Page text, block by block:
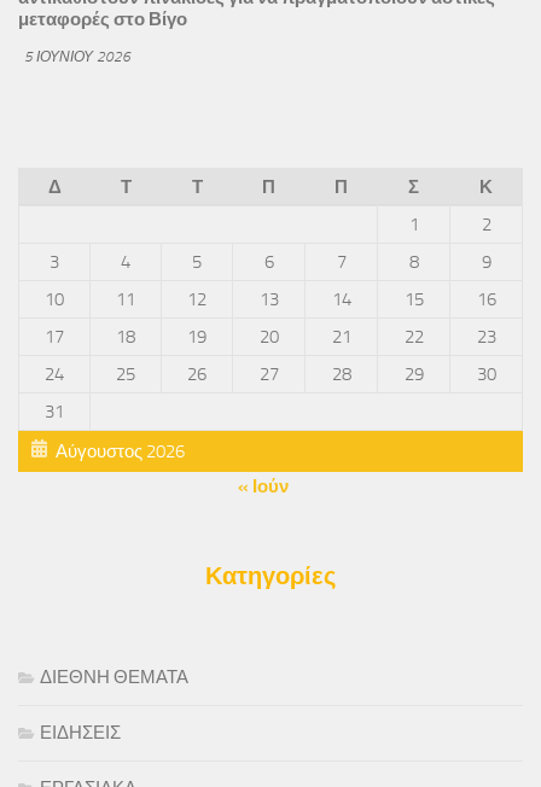
μεταφορές στο Βίγο
5 ΙΟΥΝΊΟΥ 2026
Αύγουστος 2026
Δ Τ Τ Π Π Σ
Κ
1
2
3
4 5 6 7 8
9
10
11 12 13 14 15
16
17
18 19 20 21 22
23
24
25 26 27 28 29
30
31
« Ιούν
Κατηγορίες
ΔΙΕΘΝΗ ΘΕΜΑΤΑ
ΕΙΔΗΣΕΙΣ